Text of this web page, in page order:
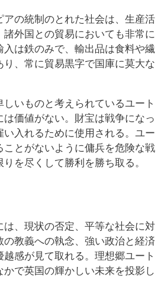
の統制のとれた社会は、生産活
外国との貿易においても非常に
は鉄のみで、輸出品は食料や繊
、常に貿易黒字で国庫に莫大な
いものと考えられているユート
は価値がない。財宝は戦争になっ
入れるために使用される。ユー
ことがないように傭兵を危険な戦
を尽くして勝利を勝ち取る。
、現状の否定、平等な社会に対
教義への執念、強い政治と経済
感が見て取れる。理想郷ユート
かで英国の輝かしい未来を投影し